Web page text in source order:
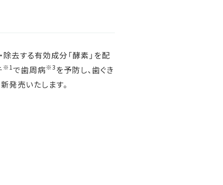
除去する有効成分「酵素」を配
※1で歯周病※3を予防し、歯ぐき
発売いたします。